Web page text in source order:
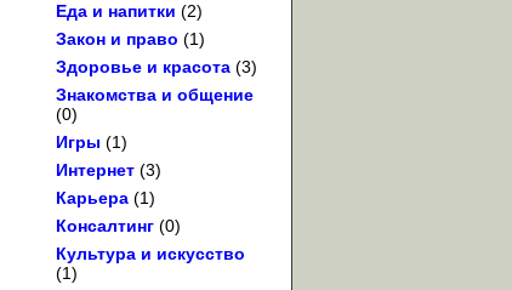
Еда и напитки (2)
Закон и право (1)
Здоровье и красота (3)
Знакомства и общение
(0)
Игры (1)
Интернет (3)
Карьера (1)
Консалтинг (0)
Культура и искусство
(1)